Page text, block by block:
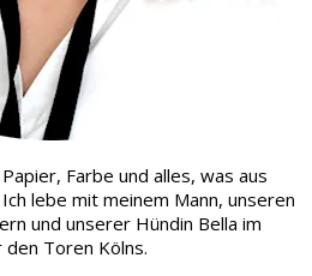
Farbe und alles, was aus
lebe mit meinem Mann, unseren
und unserer Hündin Bella im
Toren Kölns.